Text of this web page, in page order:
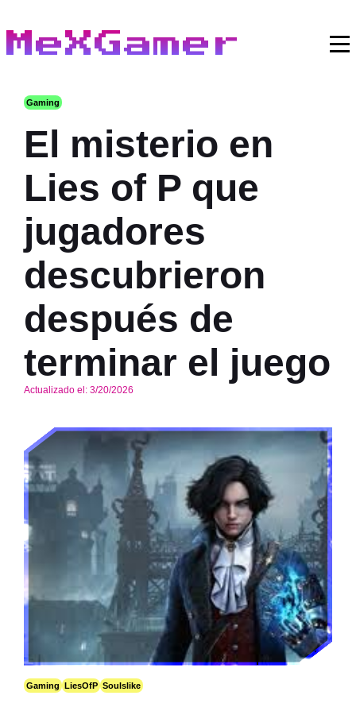
MeXGamer
Gaming
El misterio en
Lies of P que
jugadores
descubrieron
después de
terminar el juego
Actualizado el: 3/20/2026
Gaming LiesOfP Soulslike